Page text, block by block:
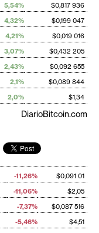
5,54%
$0,817 936
4,32%
$0,199 047
4,21%
$0,019 016
3,07%
$0,432 205
2,43%
$0,092 655
2,1%
$0,089 844
2,0% $1,34
DiarioBitcoin.com
-11,26%
$0,091 01
-11,06%
$2,05
-7,37%
$0,087 516
-5,46%
$4,51